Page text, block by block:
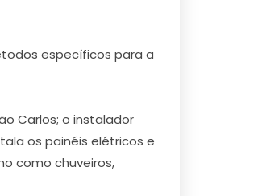
específicos para a
Carlos; o instalador
os painéis elétricos e
como chuveiros,